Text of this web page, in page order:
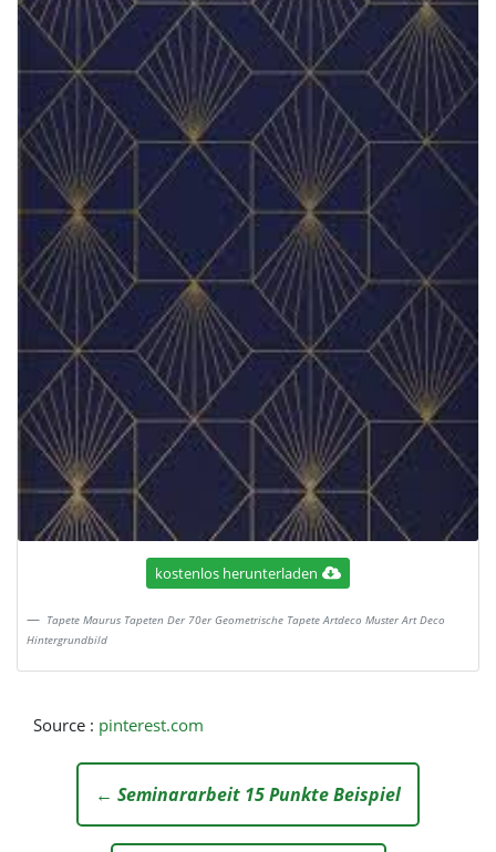
kostenlos herunterladen
Tapete Maurus Tapeten Der 70er Geometrische Tapete Artdeco Muster Art Deco
Hintergrundbild
Source : pinterest.com
← Seminararbeit 15 Punkte Beispiel